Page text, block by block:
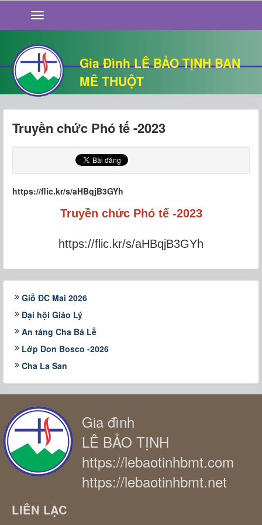
Gia Đình LÊ BẢO TỊNH BAN
MÊ THUỘT
GIỚI THIỆU
TIN TỨC
SỐNG ĐẠO
CHUYỆN NHÀ
QUÁN VĂN
THƯ GIÃN
Truyền chức Phó tế -2023
https://flic.kr/s/aHBqjB3GYh
Truyền chức Phó tế -2023
https://flic.kr/s/aHBqjB3GYh
Giỗ ĐC Mai 2026
Đại hội Giáo Lý
An táng Cha Bá Lễ
Lớp Don Bosco -2026
Cha La San
Gia đình
LÊ BẢO TỊNH
https://lebaotinhbmt.com
https://lebaotinhbmt.net
LIÊN LẠC